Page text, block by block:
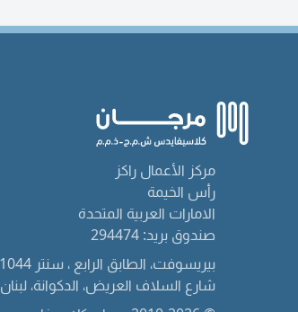
مركز الأعمال راكز
رأس الخيمة
الامارات العربية المتحدة
صندوق بريد: 294474
بيريسوفت، الطابق الرابع ، سنتر 1044 الدكوانة
شارع السلاف العريض، الدكوانة، لبنان